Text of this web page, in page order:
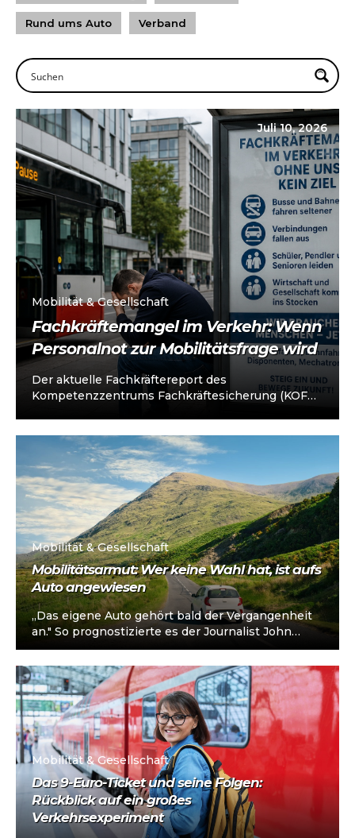
Rund ums Auto Verband
Juli 10, 2026
Mobilität & Gesellschaft
Fachkräftemangel im Verkehr: Wenn
Personalnot zur Mobilitätsfrage wird
Der aktuelle Fachkräftereport des
Kompetenzzentrums Fachkräftesicherung (KOFA,
entspannt,...
Mobilität & Gesellschaft
Mobilitätsarmut: Wer keine Wahl hat, ist aufs
Auto angewiesen
„Das eigene Auto gehört bald der Vergangenheit
an." So prognostizierte es der Journalist John
Harris vor knapp zehn Jahren. Die...
Mobilität & Gesellschaft
Das 9-Euro-Ticket und seine Folgen:
Rückblick auf ein großes
Verkehrsexperiment